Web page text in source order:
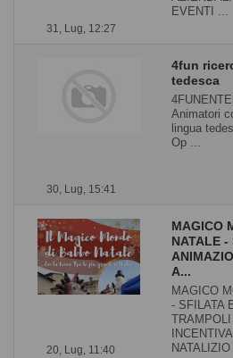
31, Lug, 12:27
EVENTI ...
30, Lug, 15:41
4fun
tedesca
Animatori
lingua
Op ...
20, Lug, 11:40
MAGICO
NATALE -
A...
MAGICO
- SFILATA